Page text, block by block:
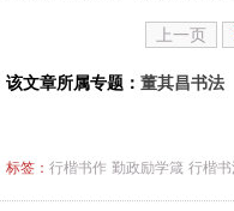
上一页
该文章所属专题： 董其昌书法
标签： 行楷书作 勤政励学箴 行楷